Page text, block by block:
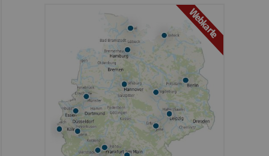
Webkarte